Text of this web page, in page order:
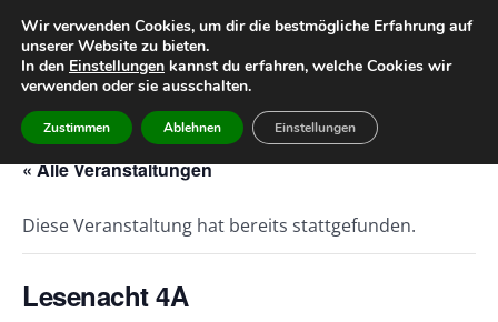
Home Leitbild
Geschichte
« Alle Veranstaltungen
Diese Veranstaltung hat bereits stattgefunden.
Lesenacht 4A
Wir verwenden Cookies, um dir die bestmögliche Erfahrung auf
unserer Website zu bieten.
In den Einstellungen kannst du erfahren, welche Cookies wir
verwenden oder sie ausschalten.
Zustimmen Ablehnen Einstellungen